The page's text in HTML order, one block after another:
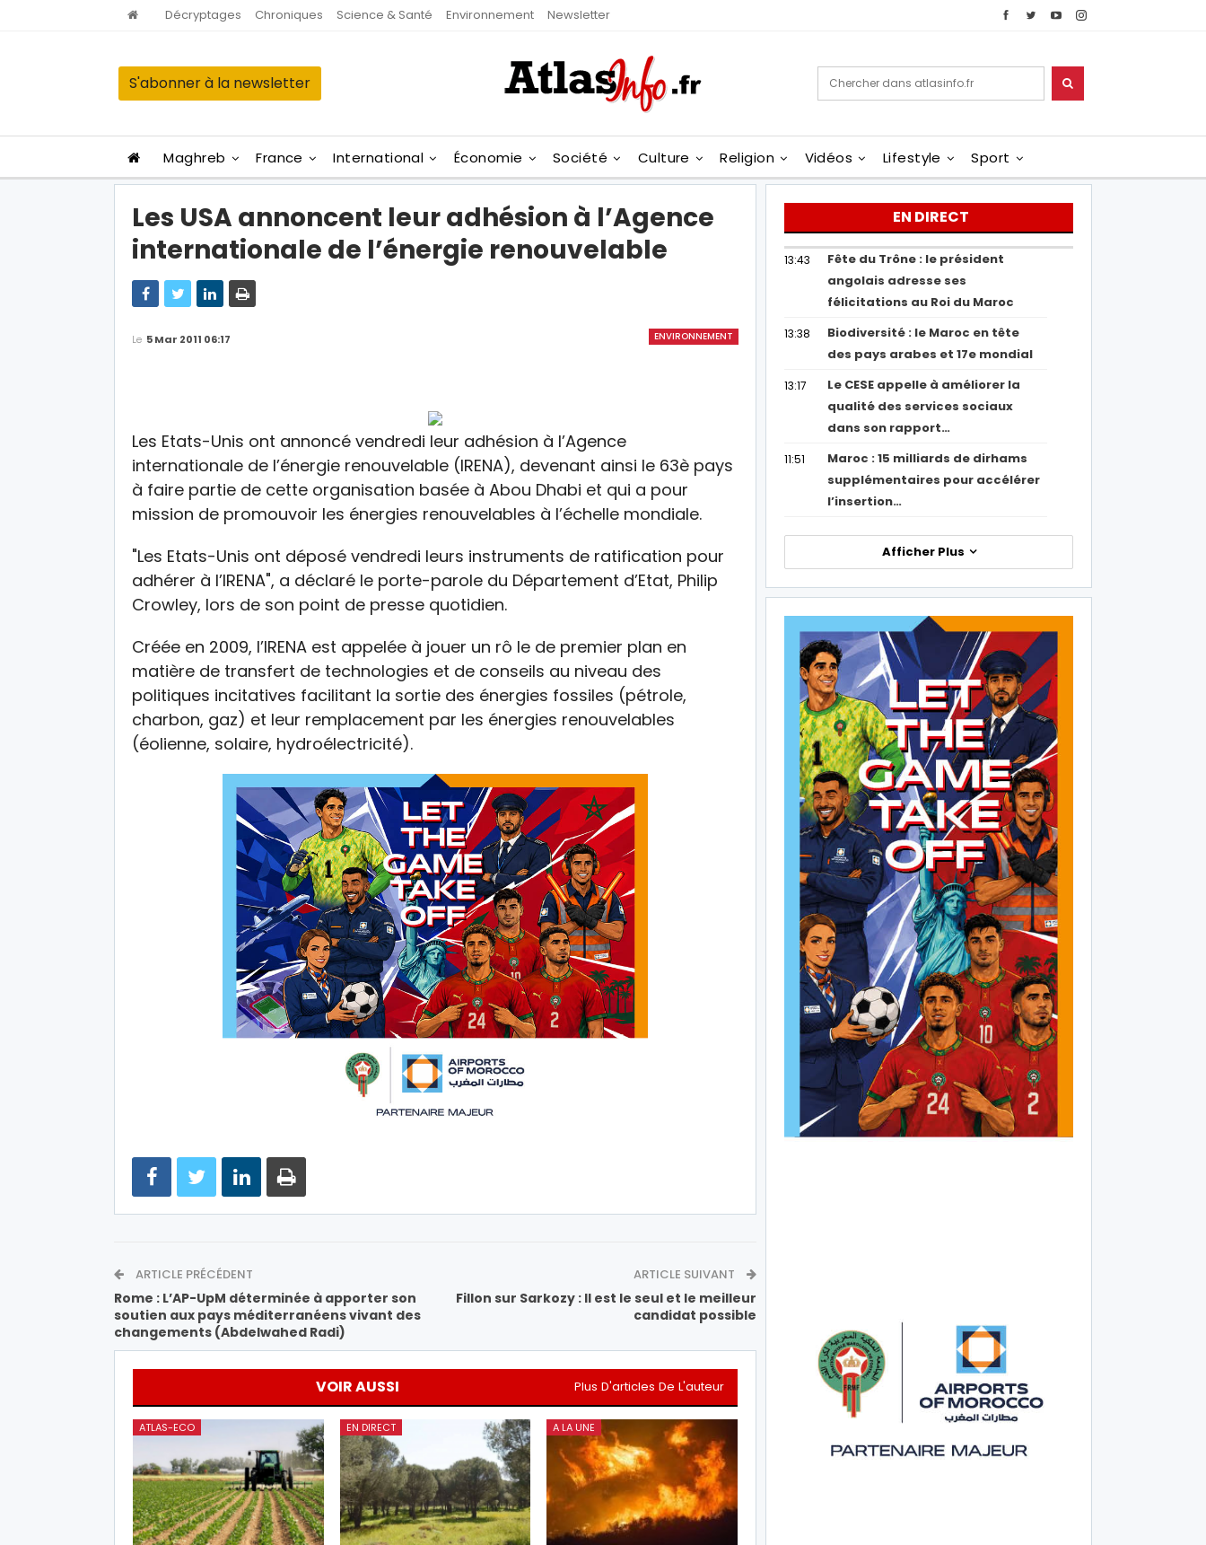
Décryptages Chroniques Science & Santé Environnement Newsletter
S'abonner à la newsletter
Maghreb France International Économie Société Culture Religion Vidéos Lifestyle Sport
Les USA annoncent leur adhésion à l’Agence
internationale de l’énergie renouvelable
ENVIRONNEMENT
Le 5 Mar 2011 06:17
Les Etats-Unis ont annoncé vendredi leur adhésion à l’Agence
internationale de l’énergie renouvelable (IRENA), devenant ainsi le 63è pays
à faire partie de cette organisation basée à Abou Dhabi et qui a pour
mission de promouvoir les énergies renouvelables à l’échelle mondiale.
"Les Etats-Unis ont déposé vendredi leurs instruments de ratification pour
adhérer à l’IRENA", a déclaré le porte-parole du Département d’Etat, Philip
Crowley, lors de son point de presse quotidien.
Créée en 2009, l’IRENA est appelée à jouer un rô le de premier plan en
matière de transfert de technologies et de conseils au niveau des
politiques incitatives facilitant la sortie des énergies fossiles (pétrole,
charbon, gaz) et leur remplacement par les énergies renouvelables
(éolienne, solaire, hydroélectricité).
ARTICLE PRÉCÉDENT
Rome : L’AP-UpM déterminée à apporter son
soutien aux pays méditerranéens vivant des
changements (Abdelwahed Radi)
ARTICLE SUIVANT
Fillon sur Sarkozy : Il est le seul et le meilleur
candidat possible
VOIR AUSSI Plus D'articles De L'auteur
ATLAS-ECO EN DIRECT A LA UNE
EN DIRECT
13:43
Fête du Trône : le président
angolais adresse ses
félicitations au Roi du Maroc
13:38
Biodiversité : le Maroc en tête
des pays arabes et 17e mondial
13:17
Le CESE appelle à améliorer la
qualité des services sociaux
dans son rapport…
11:51
Maroc : 15 milliards de dirhams
supplémentaires pour accélérer
l’insertion…
Afficher Plus